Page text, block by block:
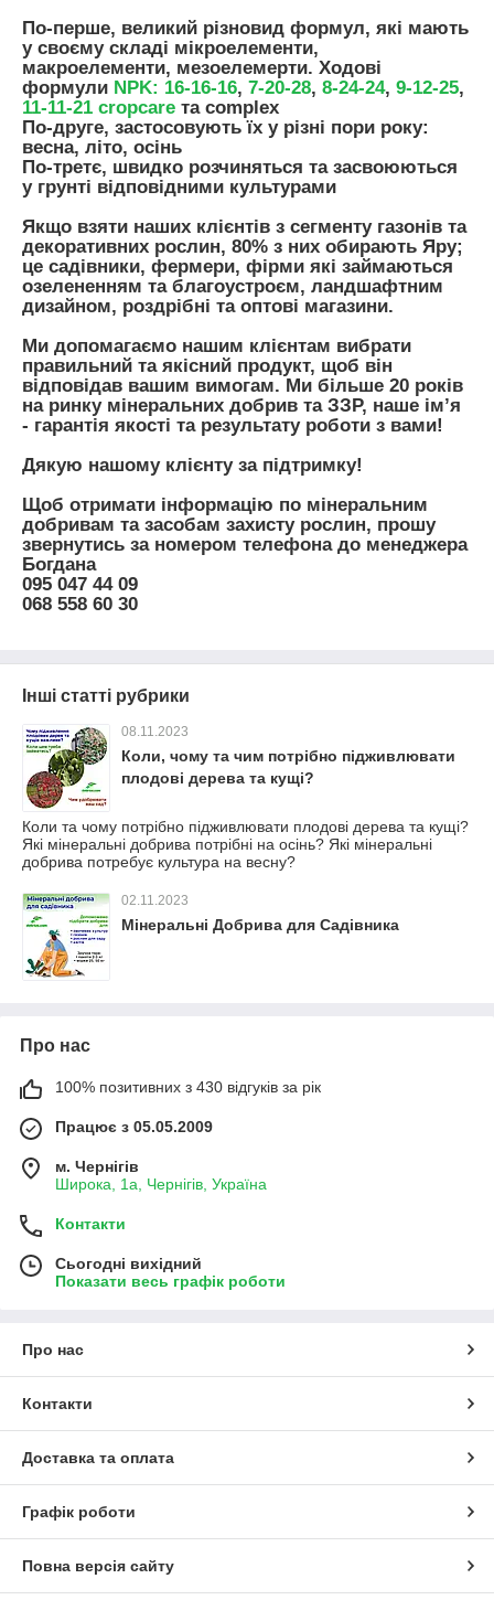
По-перше, великий різновид формул, які мають
у своєму складі мікроелементи,
макроелементи, мезоелемерти. Ходові
формули NPK: 16-16-16, 7-20-28, 8-24-24, 9-12-25,
11-11-21 cropcare та complex
По-друге, застосовують їх у різні пори року:
весна, літо, осінь
По-третє, швидко розчиняться та засвоюються
у грунті відповідними культурами
Якщо взяти наших клієнтів з сегменту газонів та
декоративних рослин, 80% з них обирають Яру;
це садівники, фермери, фірми які займаються
озелененням та благоустроєм, ландшафтним
дизайном, роздрібні та оптові магазини.
Ми допомагаємо нашим клієнтам вибрати
правильний та якісний продукт, щоб він
відповідав вашим вимогам. Ми більше 20 років
на ринку мінеральних добрив та ЗЗР, наше імʼя
- гарантія якості та результату роботи з вами!
Дякую нашому клієнту за підтримку!
Щоб отримати інформацію по мінеральним
добривам та засобам захисту рослин, прошу
звернутись за номером телефона до менеджера
Богдана
095 047 44 09
068 558 60 30
Інші статті рубрики
08.11.2023
Коли, чому та чим потрібно підживлювати
плодові дерева та кущі?
Коли та чому потрібно підживлювати плодові дерева та кущі?
Які мінеральні добрива потрібні на осінь? Які мінеральні
добрива потребує культура на весну?
02.11.2023
Мінеральні Добрива для Садівника
Про нас
100% позитивних з 430 відгуків за рік
Працює з 05.05.2009
м. Чернігів
Широка, 1а, Чернігів, Україна
Контакти
Сьогодні вихідний
Показати весь графік роботи
Про нас
Контакти
Доставка та оплата
Графік роботи
Повна версія сайту